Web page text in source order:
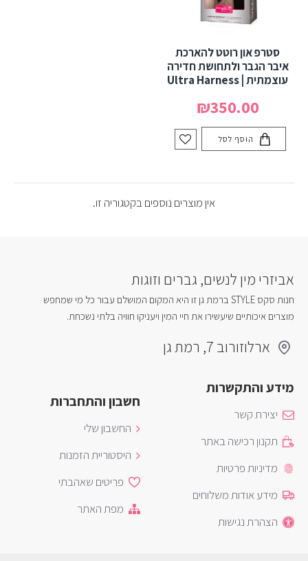
סטרפ און רוטט להארכת
איבר הגבר ולתחושת חדירה
עוצמתית | Ultra Harness
₪350.00
הוסף לסל
אין מוצרים נוספים בקטגוריה זו.
אביזרי מין לנשים, גברים וזוגות
חנות סקס STYLE ברמת גן זו היא המקום המושלם עבור כל מי שמחפש
מוצרים איכותיים שיעשירו את חיי המין ויעניקו חוויה בלתי נשכחת.
ארלוזורוב 7, רמת גן
מידע והתקשרות
יצירת קשר
תקנון רכישה באתר
מדיניות פרטיות
מידע אודות משלוחים
הצהרת נגישות
חשבון והתחברות
החשבון שלי
היסטוריית הזמנות
פריטים שאהבתי
מפת האתר